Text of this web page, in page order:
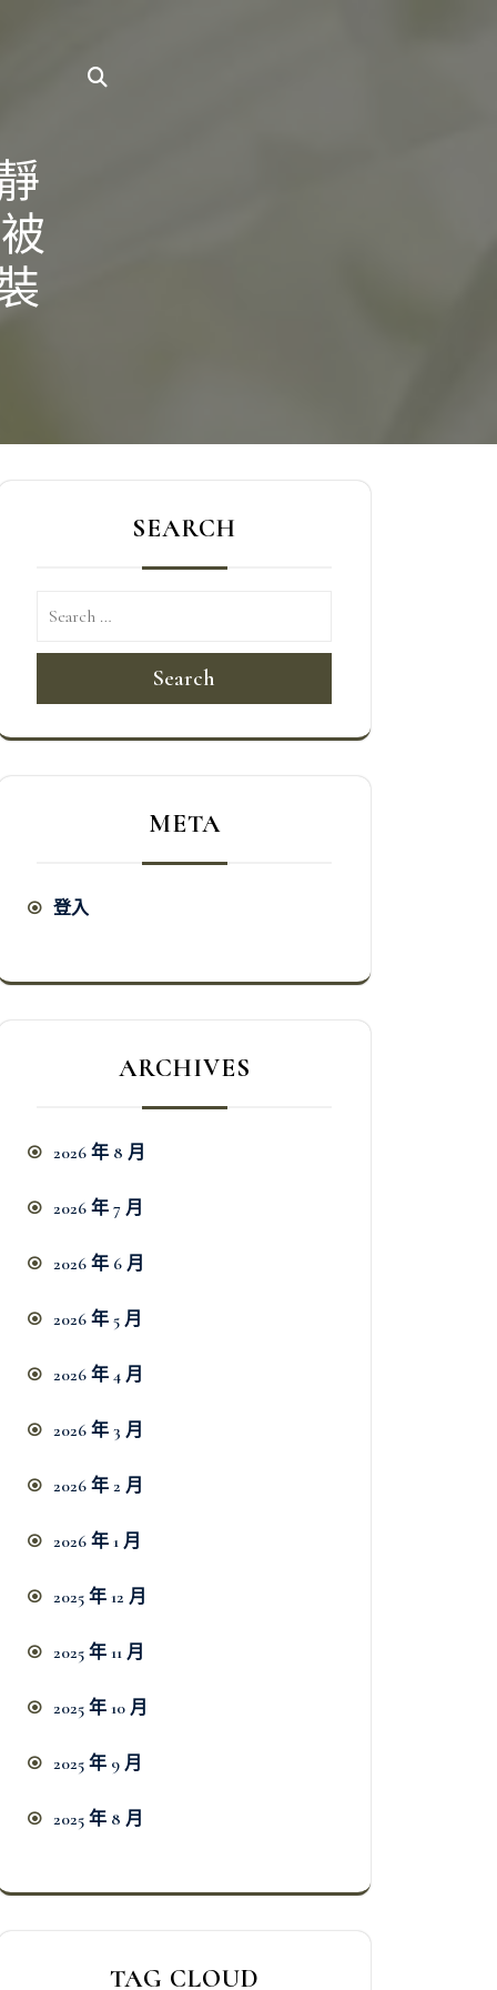
SEARCH
Search
META
登入
ARCHIVES
2026 年 8 月
2026 年 7 月
2026 年 6 月
2026 年 5 月
2026 年 4 月
2026 年 3 月
2026 年 2 月
2026 年 1 月
2025 年 12 月
2025 年 11 月
2025 年 10 月
2025 年 9 月
2025 年 8 月
TAG CLOUD